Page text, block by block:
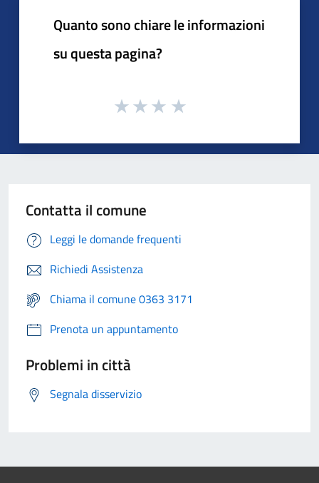
Quanto sono chiare le informazioni
su questa pagina?
Contatta il comune
Leggi le domande frequenti
Richiedi Assistenza
Chiama il comune 0363 3171
Prenota un appuntamento
Problemi in città
Segnala disservizio